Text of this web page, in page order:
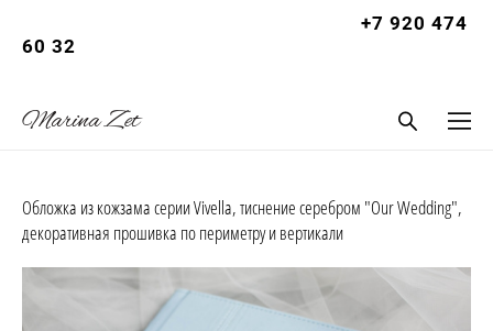
+7 920 474
60 32
Marina Zet
Обложка из кожзама серии Vivella, тиснение серебром "Our Wedding",
декоративная прошивка по периметру и вертикали